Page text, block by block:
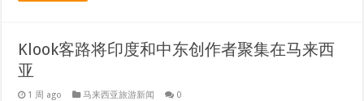
Klook客路将印度和中东创作者聚集在马来西
亚
1 周 ago 马来西亚旅游新闻 0